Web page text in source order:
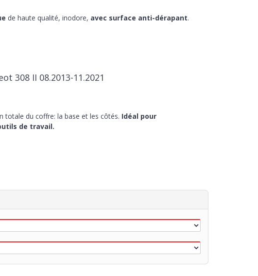
de haute qualité, inodore, avec surface anti-dérapant.
308 II 08.2013-11.2021
totale du coffre: la base et les côtés. Idéal pour
de travail.